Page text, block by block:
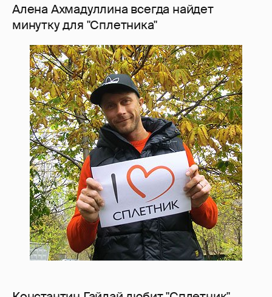
Алена Ахмадуллина всегда найдет
минутку для "Сплетника"